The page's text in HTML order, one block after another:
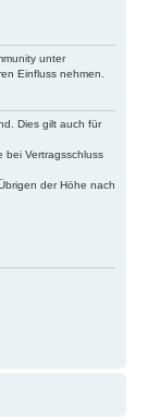
unter
Einfluss nehmen.
Dies gilt auch für
bei Vertragsschluss
der Höhe nach